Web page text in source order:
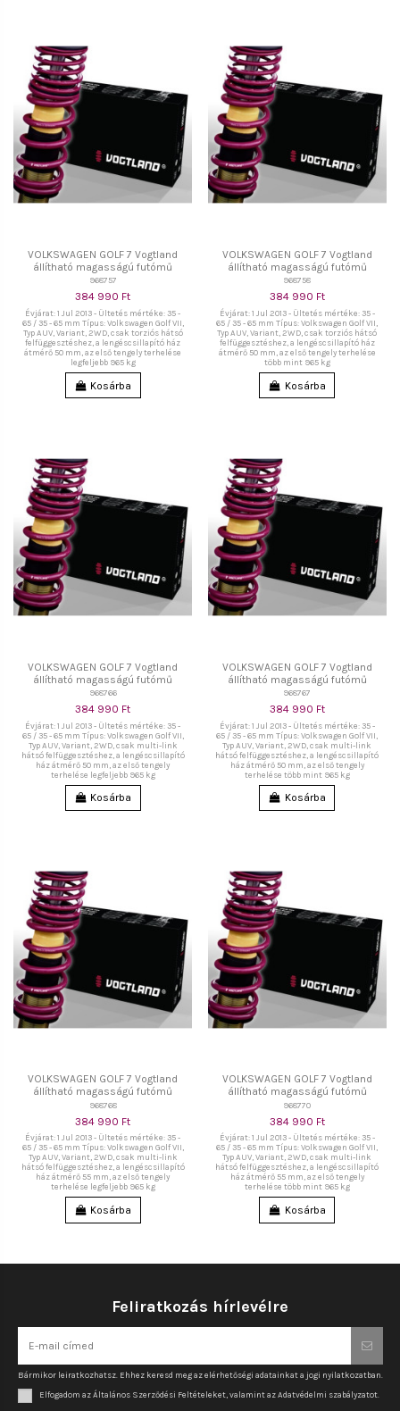
VOLKSWAGEN GOLF 7 Vogtland
állítható magasságú futómű
968757
384 990 Ft
Évjárat: 1 Jul 2013 - Ültetés mértéke: 35 -
65 / 35 - 65 mm Típus: Volkswagen Golf VII,
Typ AUV, Variant, 2WD, csak torziós hátsó
felfüggesztéshez, a lengéscsillapító ház
átmérő 50 mm, az első tengely terhelése
legfeljebb 965 kg
Kosárba
VOLKSWAGEN GOLF 7 Vogtland
állítható magasságú futómű
968758
384 990 Ft
Évjárat: 1 Jul 2013 - Ültetés mértéke: 35 -
65 / 35 - 65 mm Típus: Volkswagen Golf VII,
Typ AUV, Variant, 2WD, csak torziós hátsó
felfüggesztéshez, a lengéscsillapító ház
átmérő 50 mm, az első tengely terhelése
több mint 965 kg
Kosárba
VOLKSWAGEN GOLF 7 Vogtland
állítható magasságú futómű
968766
384 990 Ft
Évjárat: 1 Jul 2013 - Ültetés mértéke: 35 -
65 / 35 - 65 mm Típus: Volkswagen Golf VII,
Typ AUV, Variant, 2WD, csak multi-link
hátsó felfüggesztéshez, a lengéscsillapító
ház átmérő 50 mm, az első tengely
terhelése legfeljebb 965 kg
Kosárba
VOLKSWAGEN GOLF 7 Vogtland
állítható magasságú futómű
968767
384 990 Ft
Évjárat: 1 Jul 2013 - Ültetés mértéke: 35 -
65 / 35 - 65 mm Típus: Volkswagen Golf VII,
Typ AUV, Variant, 2WD, csak multi-link
hátsó felfüggesztéshez, a lengéscsillapító
ház átmérő 50 mm, az első tengely
terhelése több mint 965 kg
Kosárba
VOLKSWAGEN GOLF 7 Vogtland
állítható magasságú futómű
968768
384 990 Ft
Évjárat: 1 Jul 2013 - Ültetés mértéke: 35 -
65 / 35 - 65 mm Típus: Volkswagen Golf VII,
Typ AUV, Variant, 2WD, csak multi-link
hátsó felfüggesztéshez, a lengéscsillapító
ház átmérő 55 mm, az első tengely
terhelése legfeljebb 965 kg
Kosárba
VOLKSWAGEN GOLF 7 Vogtland
állítható magasságú futómű
968770
384 990 Ft
Évjárat: 1 Jul 2013 - Ültetés mértéke: 35 -
65 / 35 - 65 mm Típus: Volkswagen Golf VII,
Typ AUV, Variant, 2WD, csak multi-link
hátsó felfüggesztéshez, a lengéscsillapító
ház átmérő 55 mm, az első tengely
terhelése több mint 965 kg
Kosárba
Feliratkozás hírlevélre
Bármikor leiratkozhatsz. Ehhez keresd meg az elérhetőségi adatainkat a jogi nyilatkozatban.
Elfogadom az Általános Szerződési Feltételeket, valamint az Adatvédelmi szabályzatot.